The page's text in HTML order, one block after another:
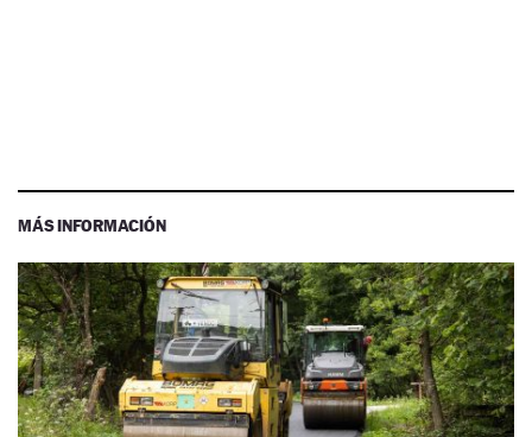
MÁS INFORMACIÓN